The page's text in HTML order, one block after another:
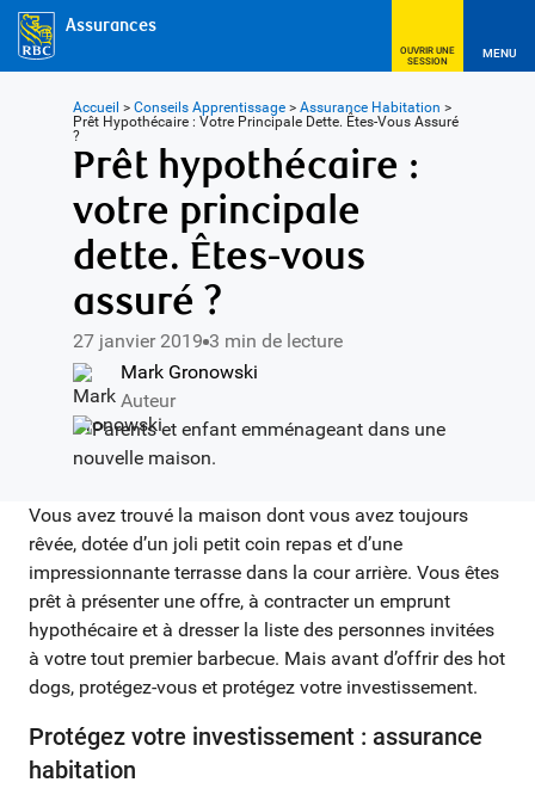
Assurances
OUVRIR UNE
SESSION
MENU
Accueil > Conseils Apprentissage> Assurance Habitation >
Prêt Hypothécaire : Votre Principale Dette. Êtes-Vous Assuré
?
Prêt hypothécaire :
votre principale
dette. Êtes-vous
assuré ?
27 janvier 2019 3 min de lecture
Mark Gronowski
Auteur
Vous avez trouvé la maison dont vous avez toujours
rêvée, dotée d’un joli petit coin repas et d’une
impressionnante terrasse dans la cour arrière. Vous êtes
prêt à présenter une offre, à contracter un emprunt
hypothécaire et à dresser la liste des personnes invitées
à votre tout premier barbecue. Mais avant d’offrir des hot
dogs, protégez-vous et protégez votre investissement.
Protégez votre investissement : assurance
habitation